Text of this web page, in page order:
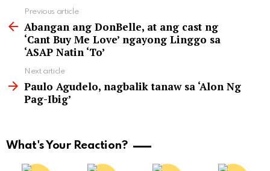
more
Previous article
Abangan ang DonBelle, at ang cast ng
‘Cant Buy Me Love’ ngayong Linggo sa
‘ASAP Natin ‘To’
Next article
Paulo Agudelo, nagbalik tanaw sa ‘Alon Ng
Pag-Ibig’
What's Your Reaction?